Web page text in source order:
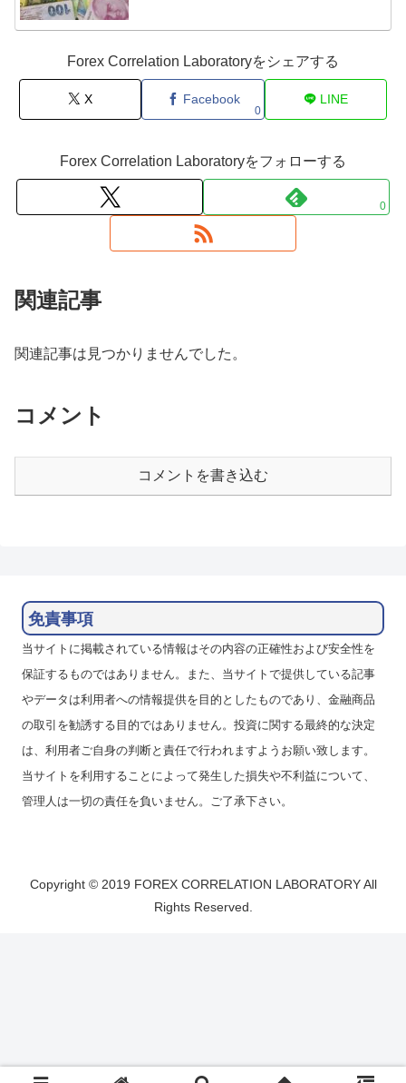
Forex Correlation Laboratoryをシェアする
X Facebook
0
LINE
Forex Correlation Laboratoryをフォローする
0
関連記事
関連記事は見つかりませんでした。
コメント
コメントを書き込む
免責事項
当サイトに掲載されている情報はその内容の正確性および安全性を
保証するものではありません。また、当サイトで提供している記事
やデータは利用者への情報提供を目的としたものであり、金融商品
の取引を勧誘する目的ではありません。投資に関する最終的な決定
は、利用者ご自身の判断と責任で行われますようお願い致します。
当サイトを利用することによって発生した損失や不利益について、
管理人は一切の責任を負いません。ご了承下さい。
Copyright © 2019 FOREX CORRELATION LABORATORY All
Rights Reserved.